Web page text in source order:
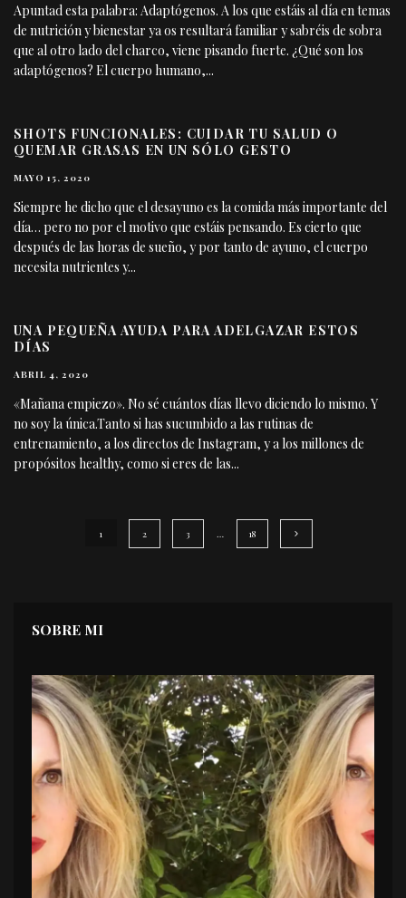
Apuntad esta palabra: Adaptógenos. A los que estáis al día en temas
de nutrición y bienestar ya os resultará familiar y sabréis de sobra
que al otro lado del charco, viene pisando fuerte. ¿Qué son los
adaptógenos? El cuerpo humano,...
SHOTS FUNCIONALES: CUIDAR TU SALUD O
QUEMAR GRASAS EN UN SÓLO GESTO
MAYO 15, 2020
Siempre he dicho que el desayuno es la comida más importante del
día… pero no por el motivo que estáis pensando. Es cierto que
después de las horas de sueño, y por tanto de ayuno, el cuerpo
necesita nutrientes y...
UNA PEQUEÑA AYUDA PARA ADELGAZAR ESTOS
DÍAS
ABRIL 4, 2020
«Mañana empiezo». No sé cuántos días llevo diciendo lo mismo. Y
no soy la única.Tanto si has sucumbido a las rutinas de
entrenamiento, a los directos de Instagram, y a los millones de
propósitos healthy, como si eres de las...
1 2 3 18
SOBRE MI